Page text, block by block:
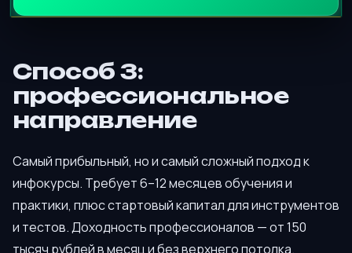
Способ 3:
профессиональное
направление
Самый прибыльный, но и самый сложный подход к
инфокурсы. Требует 6–12 месяцев обучения и
практики, плюс стартовый капитал для инструментов
и тестов. Доходность профессионалов — от 150
тысяч рублей в месяц и без верхнего потолка.